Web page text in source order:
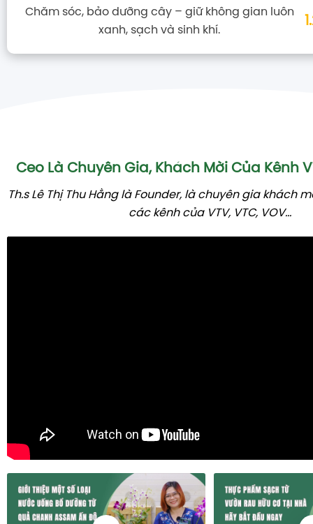
Chăm sóc, bảo dưỡng cây – giữ không gian luôn
xanh, sạch và sinh khí.
Ceo Là Chuyên Gia, Khách Mời Của Kênh
Th.s Lê Thị Thu Hằng là Founder, là chuyên gia khách
các kênh của VTV, VTC, VOV...